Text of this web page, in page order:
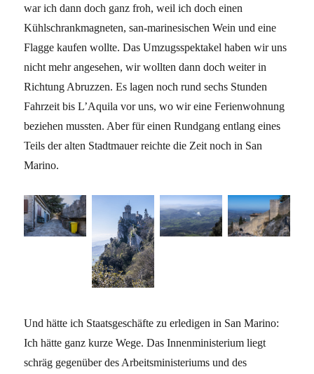
war ich dann doch ganz froh, weil ich doch einen
Kühlschrankmagneten, san-marinesischen Wein und eine
Flagge kaufen wollte. Das Umzugsspektakel haben wir uns
nicht mehr angesehen, wir wollten dann doch weiter in
Richtung Abruzzen. Es lagen noch rund sechs Stunden
Fahrzeit bis L’Aquila vor uns, wo wir eine Ferienwohnung
beziehen mussten. Aber für einen Rundgang entlang eines
Teils der alten Stadtmauer reichte die Zeit noch in San
Marino.
Und hätte ich Staatsgeschäfte zu erledigen in San Marino:
Ich hätte ganz kurze Wege. Das Innenministerium liegt
schräg gegenüber des Arbeitsministeriums und des